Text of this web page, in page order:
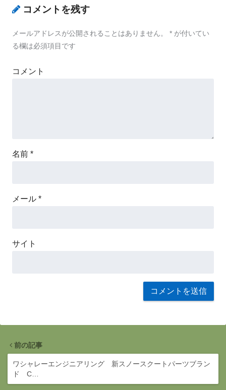
コメントを残す
メールアドレスが公開されることはありません。 * が付いてい
る欄は必須項目です
コメント
名前 *
メール *
サイト
前の記事
ワシャレーエンジニアリング 新スノースクートパーツブラン
ド C…